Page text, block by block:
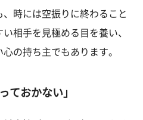
時には空振りに終わること
相手を見極める目を養い、
の持ち主でもあります。
ておかない」